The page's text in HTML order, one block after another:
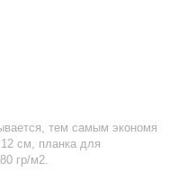
тем самым экономя
см, планка для
гр/м2.